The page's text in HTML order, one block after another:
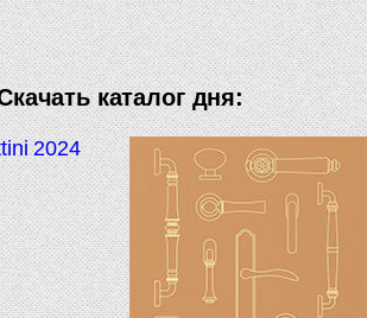
каталог дня:
2024